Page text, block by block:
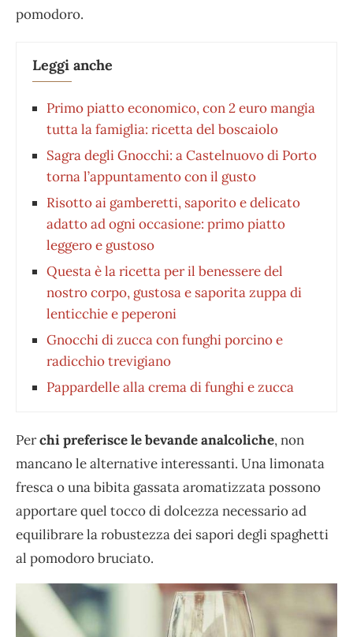
pomodoro.
Leggi anche
Primo piatto economico, con 2 euro mangia
tutta la famiglia: ricetta del boscaiolo
Sagra degli Gnocchi: a Castelnuovo di Porto
torna l’appuntamento con il gusto
Risotto ai gamberetti, saporito e delicato
adatto ad ogni occasione: primo piatto
leggero e gustoso
Questa è la ricetta per il benessere del
nostro corpo, gustosa e saporita zuppa di
lenticchie e peperoni
Gnocchi di zucca con funghi porcino e
radicchio trevigiano
Pappardelle alla crema di funghi e zucca
Perchi preferisce le bevande analcoliche, non
mancano le alternative interessanti. Una limonata
fresca o una bibita gassata aromatizzata possono
apportare quel tocco di dolcezza necessario ad
equilibrare la robustezza dei sapori degli spaghetti
al pomodoro bruciato.